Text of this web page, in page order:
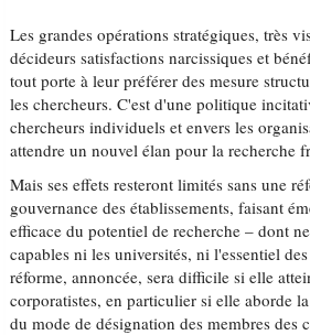
Les grandes opérations stratégiques, très
décideurs satisfactions narcissiques et
tout porte à leur préférer des mesure
les chercheurs. C'est d'une politique
chercheurs individuels et envers les
attendre un nouvel élan pour la recherche
Mais ses effets resteront limités sans une
gouvernance des établissements, faisant
efficace du potentiel de recherche – dont
capables ni les universités, ni l'essentiel
réforme, annoncée, sera difficile si elle
corporatistes, en particulier si elle aborde
du mode de désignation des membres des